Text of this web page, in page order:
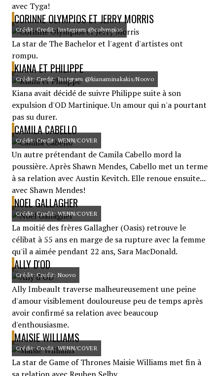
avec Tyga!
CORINNE OLYMPIOS ET JERRY MORRIS
Crédit: Credit: Instagram @colympios
La star de The Bachelor et l'agent d'artistes ont
rompu.
KIANA ET PHILIPPE
Crédit: Credit: Instgram @kianaminakakis/Noovo
Kiana avait décidé de suivre Philippe suite à son
expulsion d'OD Martinique. Un amour qui n'a pourtant
pas su durer.
CAMILA CABELLO
Crédit: Credit: WENN/COVER
Un autre prétendant de Camila Cabello mord la
poussière. Après Shawn Mendes, Cabello met un terme
à sa relation avec Austin Kevitch. Elle renoue ensuite...
avec Shawn Mendes!
NOEL GALLAGHER
Crédit: Credit: WENN/COVER
La moitié des frères Gallagher (Oasis) retrouve le
célibat à 55 ans en marge de sa rupture avec la femme
qu'il a aimée pendant 22 ans, Sara MacDonald.
ALLY D'OD
Crédit: Credit: Noovo
Ally Imbeault traverse malheureusement une peine
d'amour visiblement douloureuse peu de temps après
avoir confirmé sa relation avec beaucoup
d'enthousiasme.
MAISIE WILLIAMS
Crédit: Credit: WENN/COVER
La star de Game of Thrones Maisie Williams met fin à